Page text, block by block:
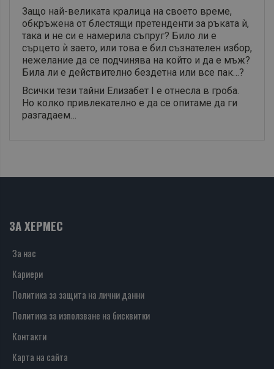
Защо най-великата кралица на своето време,
обкръжена от блестящи претенденти за ръката ѝ,
така и не си е намерила съпруг? Било ли е
сърцето ѝ заето, или това е бил съзнателен избор,
нежелание да се подчинява на който и да е мъж?
Била ли е действително бездетна или все пак…?
Всички тези тайни Елизабет І е отнесла в гроба.
Но колко привлекателно е да се опитаме да ги
разгадаем…
ЗА ХЕРМЕС
За нас
Кариери
Политика за защита на лични данни
Политика за използване на бисквитки
Контакти
Карта на сайта